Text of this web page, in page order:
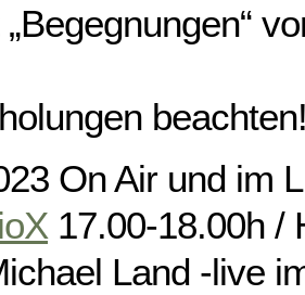
On Air und im
17.00-18.00h /
Land -live